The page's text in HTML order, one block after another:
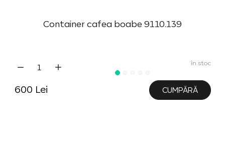
Container cafea boabe 9110.139
în stoc
600 Lei CUMPĂRĂ